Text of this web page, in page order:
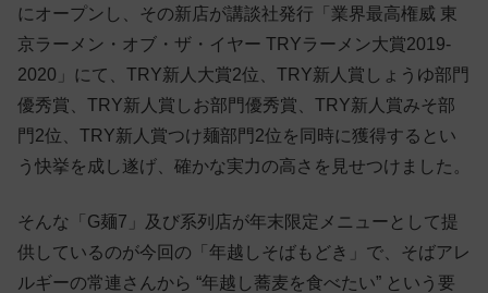
にオープンし、その新店が講談社発行「業界最高権威 東
京ラーメン・オブ・ザ・イヤー TRYラーメン大賞2019-
2020」にて、TRY新人大賞2位、TRY新人賞しょうゆ部門
優秀賞、TRY新人賞しお部門優秀賞、TRY新人賞みそ部
門2位、TRY新人賞つけ麺部門2位を同時に獲得するとい
う快挙を成し遂げ、確かな実力の高さを見せつけました。
そんな「G麺7」及び系列店が年末限定メニューとして提
供しているのが今回の「年越しそばもどき」で、そばアレ
ルギーの常連さんから “年越し蕎麦を食べたい” という要